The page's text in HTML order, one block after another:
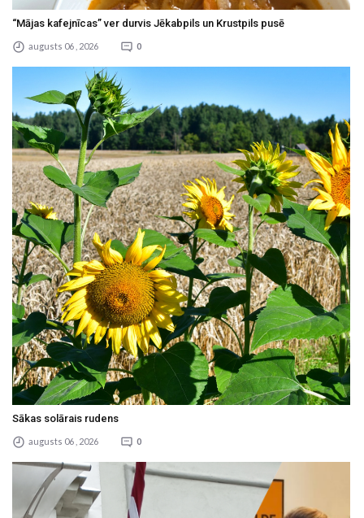
“Mājas kafejnīcas” ver durvis Jēkabpils un Krustpils pusē
augusts 06 , 2026 0
Sākas solārais rudens
augusts 06 , 2026 0